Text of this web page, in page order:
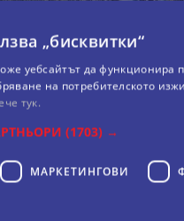
Самолетна
„бисквитки“
уебсайтът да функционира
на потребителското
тук.
(1703) →
МАРКЕТИНГOВИ